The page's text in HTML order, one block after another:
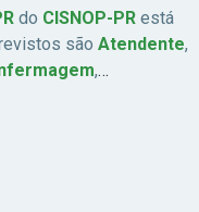
do CISNOP-PR está
são Atendente,
,